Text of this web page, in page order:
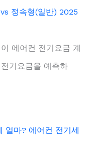
정속형(일반) 2025
에어컨 전기요금 계
기요금을 예측하
얼마? 에어컨 전기세